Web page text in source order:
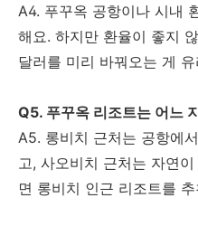
A4. 푸꾸옥 공항이나 시내
해요. 하지만 환율이 좋지
달러를 미리 바꿔오는 게 유
Q5. 푸꾸옥 리조트는 어느
A5. 롱비치 근처는 공항에
고, 사오비치 근처는 자연
면 롱비치 인근 리조트를